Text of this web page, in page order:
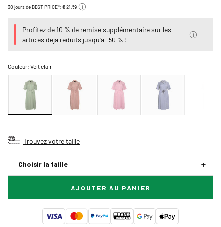
30 jours de BEST PRICE*: € 21,59
Profitez de 10 % de remise supplémentaire sur les
articles déjà réduits jusqu'à -50 % !
Couleur:Vert clair
Trouvez votre taille
Choisir la taille
AJOUTER AU PANIER